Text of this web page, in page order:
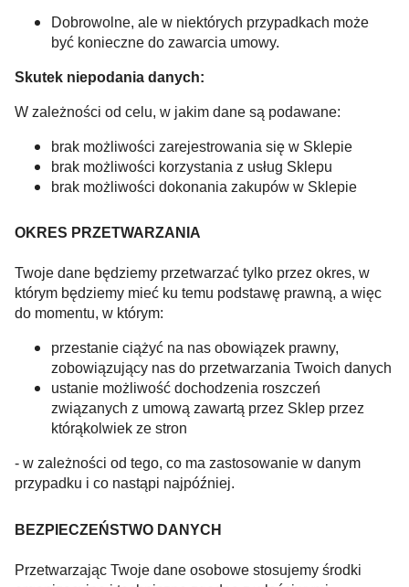
Dobrowolne, ale w niektórych przypadkach może
być konieczne do zawarcia umowy.
Skutek niepodania danych:
W zależności od celu, w jakim dane są podawane:
brak możliwości zarejestrowania się w Sklepie
brak możliwości korzystania z usług Sklepu
brak możliwości dokonania zakupów w Sklepie
OKRES PRZETWARZANIA
Twoje dane będziemy przetwarzać tylko przez okres, w
którym będziemy mieć ku temu podstawę prawną, a więc
do momentu, w którym:
przestanie ciążyć na nas obowiązek prawny,
zobowiązujący nas do przetwarzania Twoich danych
ustanie możliwość dochodzenia roszczeń
związanych z umową zawartą przez Sklep przez
którąkolwiek ze stron
- w zależności od tego, co ma zastosowanie w danym
przypadku i co nastąpi najpóźniej.
BEZPIECZEŃSTWO DANYCH
Przetwarzając Twoje dane osobowe stosujemy środki